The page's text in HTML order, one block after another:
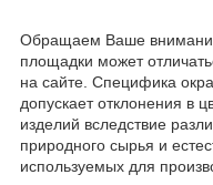
Обращаем Ваше
площадки может
на сайте. Специфика
допускает отклонения в
изделий вследствие
природного сырья и
используемых для